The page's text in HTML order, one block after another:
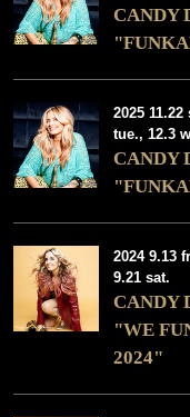
CANDY
2025
tue., 12.3
CANDY
2024 9.13
9.21 sat.
CANDY
"WE
2024"